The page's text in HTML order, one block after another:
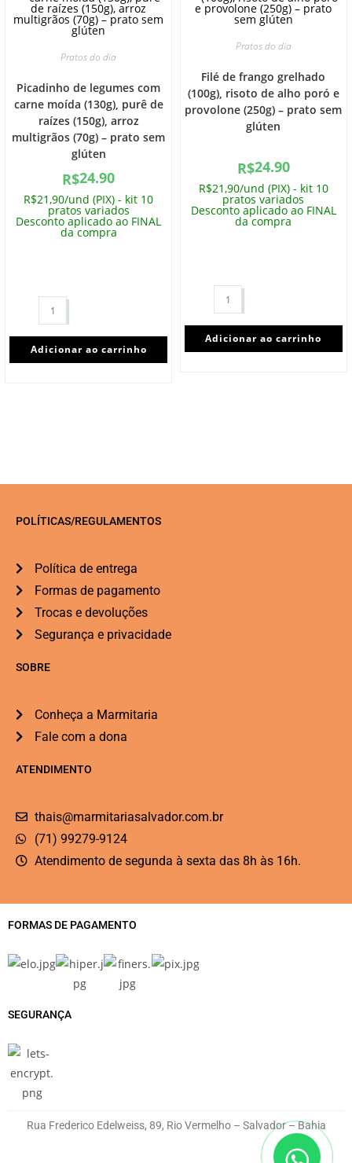
Pratos do dia
Picadinho de legumes com
carne moída (130g), purê de
raízes (150g), arroz
multigrãos (70g) – prato sem
glúten
R$24.90
R$21,90/und (PIX) - kit 10
pratos variados
Desconto aplicado ao FINAL
da compra
Adicionar ao carrinho
Pratos do dia
Filé de frango grelhado
(100g), risoto de alho poró e
provolone (250g) – prato sem
glúten
R$24.90
R$21,90/und (PIX) - kit 10
pratos variados
Desconto aplicado ao FINAL
da compra
Adicionar ao carrinho
POLÍTICAS/REGULAMENTOS
Política de entrega
Formas de pagamento
Trocas e devoluções
Segurança e privacidade
SOBRE
Conheça a Marmitaria
Fale com a dona
ATENDIMENTO
thais@marmitariasalvador.com.br
(71) 99279-9124
Atendimento de segunda à sexta das 8h às 16h.
FORMAS DE PAGAMENTO
SEGURANÇA
Rua Frederico Edelweiss, 89, Rio Vermelho – Salvador – Bahia